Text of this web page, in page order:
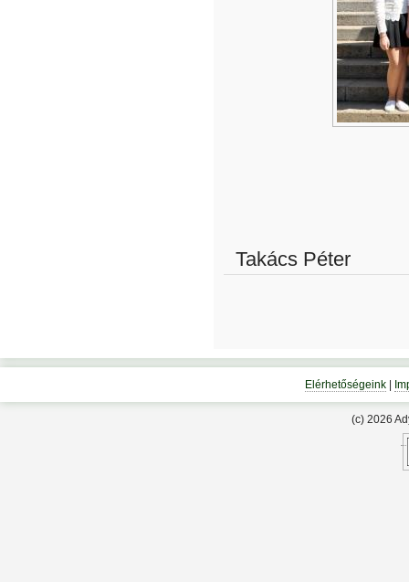
Takács Péter
Elérhetőségeink|
(c) 2026